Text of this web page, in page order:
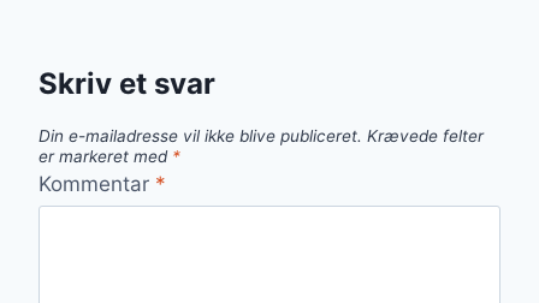
Skriv et svar
Din e-mailadresse vil ikke blive publiceret. Krævede felter
er markeret med *
Kommentar *